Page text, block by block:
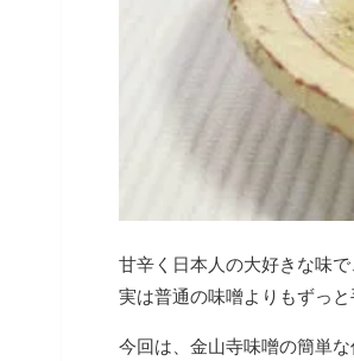
甘辛く日本人の大好きな味
実は普通の味噌よりもずっ
今回は、金山寺味噌の簡単